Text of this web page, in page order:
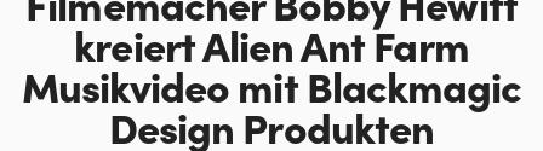
Finland
France
Germany
kreiert Alien Ant Farm
Musikvideomit Blackmagic
Design Produkten